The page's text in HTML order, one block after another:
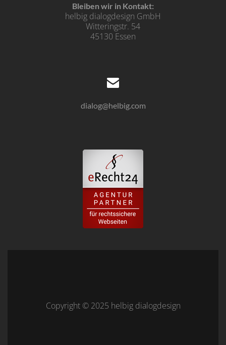
Bleiben wir in Kontakt:
helbig dialogdesign GmbH
Witteringstr. 54
45130 Essen
dialog@helbig.com
Copyright © 2025 helbig dialogdesign